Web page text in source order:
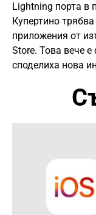
Lightning порта в
Купертино
приложения от
Store. Това вече
споделиха нова